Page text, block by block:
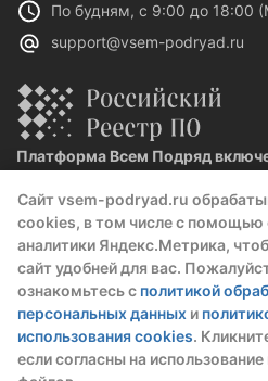
Сайт vsem-podryad.ru
cookies, в том числе с помощью
аналитики Яндекс.Метрика,
сайт удобней для вас.
ознакомьтесь с политикой
персональных данных и
использования cookies.
если согласны на
чтобы открыть
скрытые данные
регистрации или
По будням, с 9:00 до 18:00
support@vsem-podryad.ru
Платформа Всем Подряд
Реестровая запись №32021 от
Политика конфиденциальности
О компании